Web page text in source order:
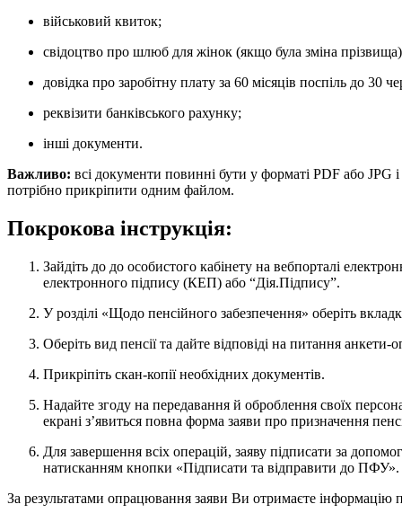
військовий квиток;
свідоцтво про шлюб для жінок (якщо була зміна
довідка про заробітну плату за 60 місяців поспіль до 30
реквізити банківського рахунку;
інші документи.
Важливо: всі документи повинні бути у форматі PDF або JPG
потрібно прикріпити одним файлом.
Покрокова інструкція:
Зайдіть до до особистого кабінету на вебпорталі електронних послуг ПФУ за допомогою кваліфікованого
електронного підпису (КЕП) або “Дія.Підпису”.
У розділі «Щодо пенсійного забезпечення» оберіть
Оберіть вид пенсії та дайте відповіді на питання
Прикріпіть скан-копії необхідних документів.
Надайте згоду на передавання й оброблення своїх персональних даних (поставте позначку). Після цих етапів на
екрані з’явиться повна форма заяви про призначення
Для завершення всіх операцій, заяву підписати за допомогою КЕП або “Дія.Підпису” та надіслати до ПФУ
натисканням кнопки «Підписати та відправити до ПФУ».
За результатами опрацювання заяви Ви отримаєте інформацію